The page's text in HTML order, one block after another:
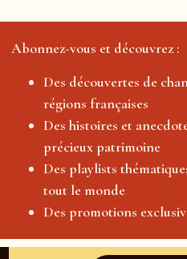
Abonnez-vous et découvrez :
Des découvertes de
régions françaises
Des histoires et
précieux patrimoine
Des playlists
tout le monde
Des promotions